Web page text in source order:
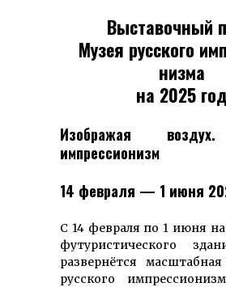
Выставочный
Музея русского
низма
на 2025 год
Изображая
импрессио­низм
14 февраля — 1 июня
С 14 февраля по 1 июня
фу­ту­ристи­ческого
раз­вернётся
русского